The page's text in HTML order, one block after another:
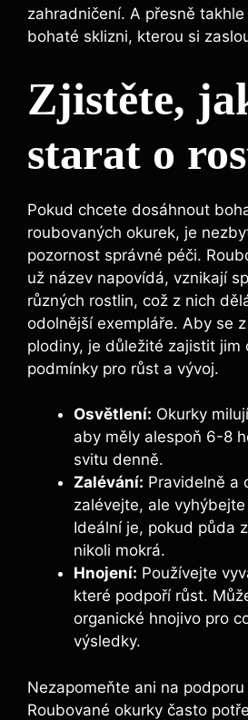
zahradničení. A přesně
⁣bohaté sklizni, kterou si
Zjistěte,
starat o
Pokud ⁢chcete dosáhnout
roubovaných‌ okurek, je
pozornost​ správné péči.
už název napovídá, vznikají
různých rostlin,⁣ což⁤ z nich
odolnější exempláře. Aby se
plodiny,⁢ je důležité zajistit jim
podmínky‍ pro ⁤růst a⁢ vývoj.
Osvětlení: ⁢Okurky
aby ‍měly alespoň 6-8
⁤svitu⁤ denně.
Zalévání: ​Pravidelně ⁢a
‌zalévejte, ale
Ideální⁤ je, pokud půda
nikoli mokrá.
Hnojení: Používejte
které podpoří růst.
organické hnojivo pro‍
výsledky.
Nezapomeňte ani ‌na
Roubované okurky často